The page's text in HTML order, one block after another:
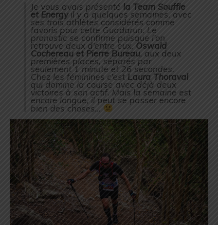
Je vous avais présenté la Team Souffle
et Energyil y a quelques semaines, avec
ses trois athlètes considérés comme
favoris pour cette Guadarun. Le
pronostic se confirme puisque l’on
retrouve deux d’entre eux, Oswald
Cochereau et Pierre Bureau, aux deux
premières places, séparés par
seulement 1 minute et 26 secondes.
Chez les féminines c’est Laura Thoraval
qui domine la course avec déjà deux
victoires à son actif. Mais la semaine est
encore longue, il peut se passer encore
bien des choses…